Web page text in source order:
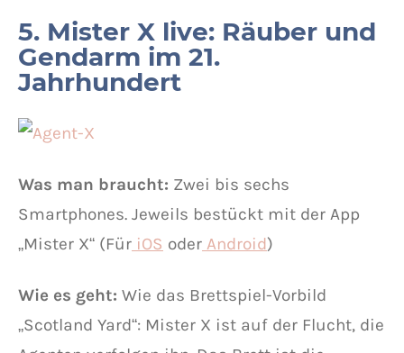
5. Mister X live: Räuber und
Gendarm im 21.
Jahrhundert
Was man braucht: Zwei bis sechs
Smartphones. Jeweils bestückt mit der App
„Mister X“ (Für iOS oder Android)
Wie es geht: Wie das Brettspiel-Vorbild
„Scotland Yard“: Mister X ist auf der Flucht, die